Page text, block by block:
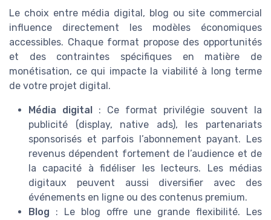
Le choix entre média digital, blog ou site commercial
influence directement les modèles économiques
accessibles. Chaque format propose des opportunités
et des contraintes spécifiques en matière de
monétisation, ce qui impacte la viabilité à long terme
de votre projet digital.
Média digital
: Ce format privilégie souvent la
publicité (display, native ads), les partenariats
sponsorisés et parfois l’abonnement payant. Les
revenus dépendent fortement de l’audience et de
la capacité à fidéliser les lecteurs. Les médias
digitaux peuvent aussi diversifier avec des
événements en ligne ou des contenus premium.
Blog : Le blog offre une grande flexibilité. Les